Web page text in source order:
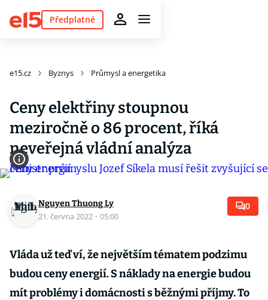
Předplatné
e15.cz Byznys Průmysl a energetika
Ceny elektřiny stoupnou
meziročně o 86 procent, říká
neveřejná vládní analýza
Nguyen Thuong Ly
21. června 2022 · 05:00
0
Vláda už teď ví, že největším tématem podzimu
budou ceny energií. S náklady na energie budou
mít problémy i domácnosti s běžnými příjmy. To